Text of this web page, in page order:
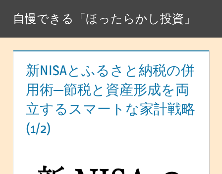
テ
自慢できる「ほったらかし投資」
新NISAとふるさと納税の併
用術─節税と資産形成を両
立するスマートな家計戦略
(1/2)